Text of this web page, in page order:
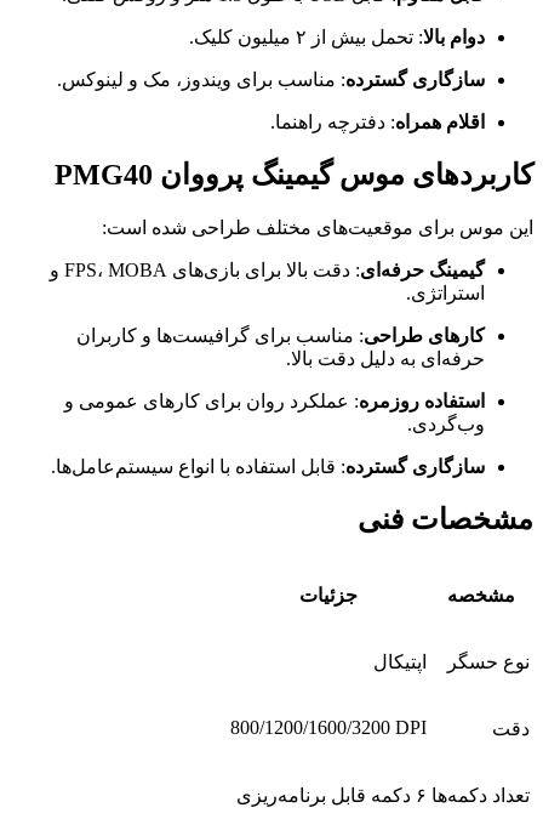
دوام بالا: تحمل بیش از ۲ میلیون کلیک.
سازگاری گسترده: مناسب برای ویندوز، مک و لینوکس.
اقلام همراه: دفترچه راهنما.
کاربردهای موس گیمینگ پرووان PMG40
این موس برای موقعیت‌های مختلف طراحی شده است:
گیمینگ حرفه‌ای
: دقت بالا برای بازی‌های FPS، MOBA و
استراتژی.
کارهای طراحی: مناسب برای گرافیست‌ها و کاربران
حرفه‌ای به دلیل دقت بالا.
استفاده روزمره: عملکرد روان برای کارهای عمومی و
وب‌گردی.
سازگاری گسترده: قابل استفاده با انواع سیستم‌عامل‌ها.
مشخصات فنی
مشخصه جزئیات
نوع حسگر اپتیکال
دقت 800/1200/1600/3200 DPI
تعداد دکمه‌ها ۶ دکمه قابل برنامه‌ریزی